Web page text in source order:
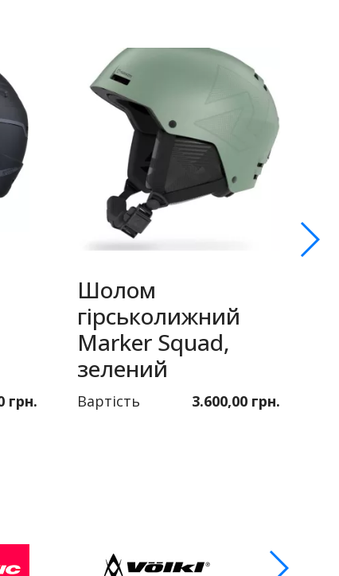
грн.
Шолом
гірськолижний
Marker Squad,
зелений
Вартість 3.600,00 грн.